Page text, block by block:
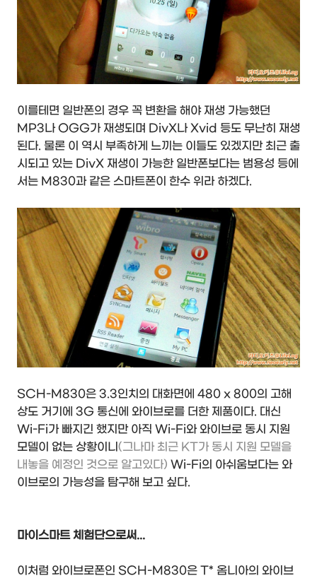
이를테면 일반폰의 경우 꼭 변환을 해야 재생 가능했던
MP3나 OGG가 재생되며 DivX나 Xvid 등도 무난히 재생
된다. 물론 이 역시 부족하게 느끼는 이들도 있겠지만 최근 출
시되고 있는 DivX 재생이 가능한 일반폰보다는 범용성 등에
서는 M830과 같은 스마트폰이 한수 위라 하겠다.
SCH-M830은 3.3인치의 대화면에 480 x 800의 고해
상도 거기에 3G 통신에 와이브로를 더한 제품이다. 대신
Wi-Fi가 빠지긴 했지만 아직 Wi-Fi와 와이브로 동시 지원
모델이 없는 상황이니 (그나마 최근 KT가 동시 지원 모델을
내놓을 예정인 것으로 알고있다) Wi-Fi의 아쉬움보다는 와
이브로의 가능성을 탐구해 보고 싶다.
마이스마트 체험단으로써...
이처럼 와이브로폰인 SCH-M830은 T* 옴니아의 와이브